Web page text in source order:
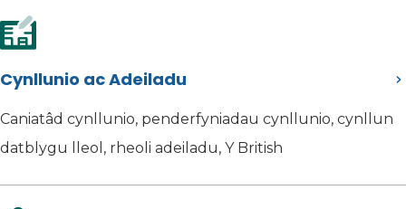
Cynllunio ac Adeiladu
Caniatâd cynllunio, penderfyniadau cynllunio, cynllun
datblygu lleol, rheoli adeiladu, Y British